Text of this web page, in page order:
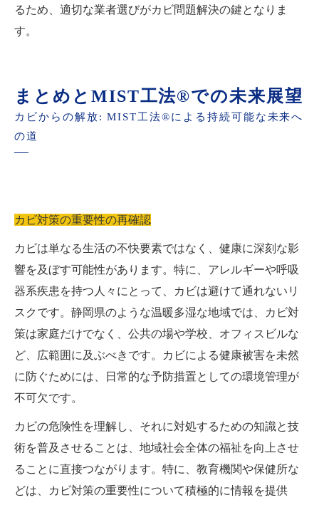
るため、適切な業者選びがカビ問題解決の鍵となりま
す。
まとめとMIST工法®での未来展望
カビからの解放: MIST工法®による持続可能な未来へ
の道
カビ対策の重要性の再確認
カビは単なる生活の不快要素ではなく、健康に深刻な影
響を及ぼす可能性があります。特に、アレルギーや呼吸
器系疾患を持つ人々にとって、カビは避けて通れないリ
スクです。静岡県のような温暖多湿な地域では、カビ対
策は家庭だけでなく、公共の場や学校、オフィスビルな
ど、広範囲に及ぶべきです。カビによる健康被害を未然
に防ぐためには、日常的な予防措置としての環境管理が
不可欠です。
カビの危険性を理解し、それに対処するための知識と技
術を普及させることは、地域社会全体の福祉を向上させ
ることに直接つながります。特に、教育機関や保健所な
どは、カビ対策の重要性について積極的に情報を提供